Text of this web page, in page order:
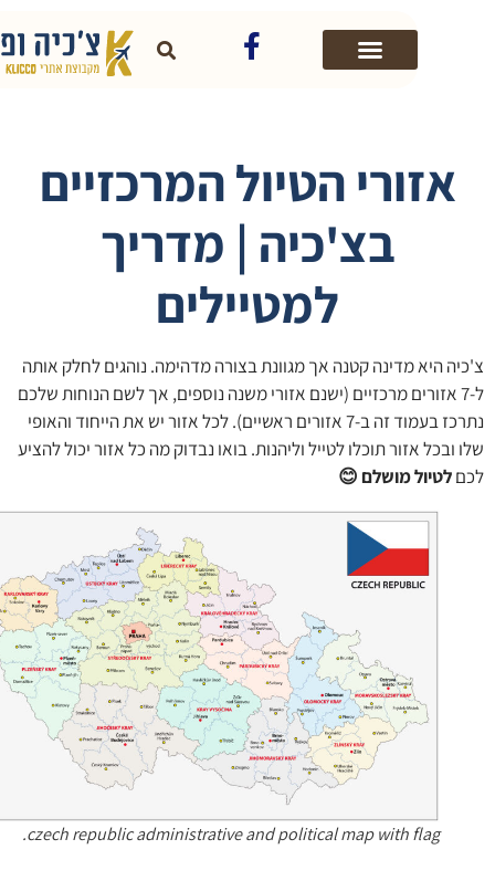
אזורי הטיול המרכזיים
בצ'כיה | מדריך
למטיילים
היא מדינה קטנה אך מגוונת בצורה מדהימה. נוהגים לחלק אותה
ל-7 אזורים מרכזיים (ישנם אזורי משנה נוספים, אך לשם הנוחות שלכם
נתרכז בעמוד זה ב-7 אזורים ראשיים). לכל אזור יש את הייחוד והאופי
ובכל אזור תוכלו לטייל וליהנות. בואו נבדוק מה כל אזור יכול להציע
לטיול מושלם😊
czech republic administrative and political map with flag.